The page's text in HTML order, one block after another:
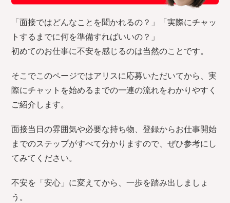
仕事内容
5.お役立ち
6.よくあ
る質問
「面接ではどんなことを聞かれるの？」「実際にチャッ
トするまでに何を準備すればいいの？」
初めてのお仕事に不安を感じるのは当然のことです。
そこでこのページではアリスに応募いただいてから、実
際にチャットを始めるまでの一連の流れをわかりやすく
ご紹介します。
面接当日の雰囲気や必要な持ち物、登録からお仕事開始
までのステップがすべて分かりますので、ぜひ参考にし
てみてください。
不安を「安心」に変えてから、一歩を踏み出しましょ
う。